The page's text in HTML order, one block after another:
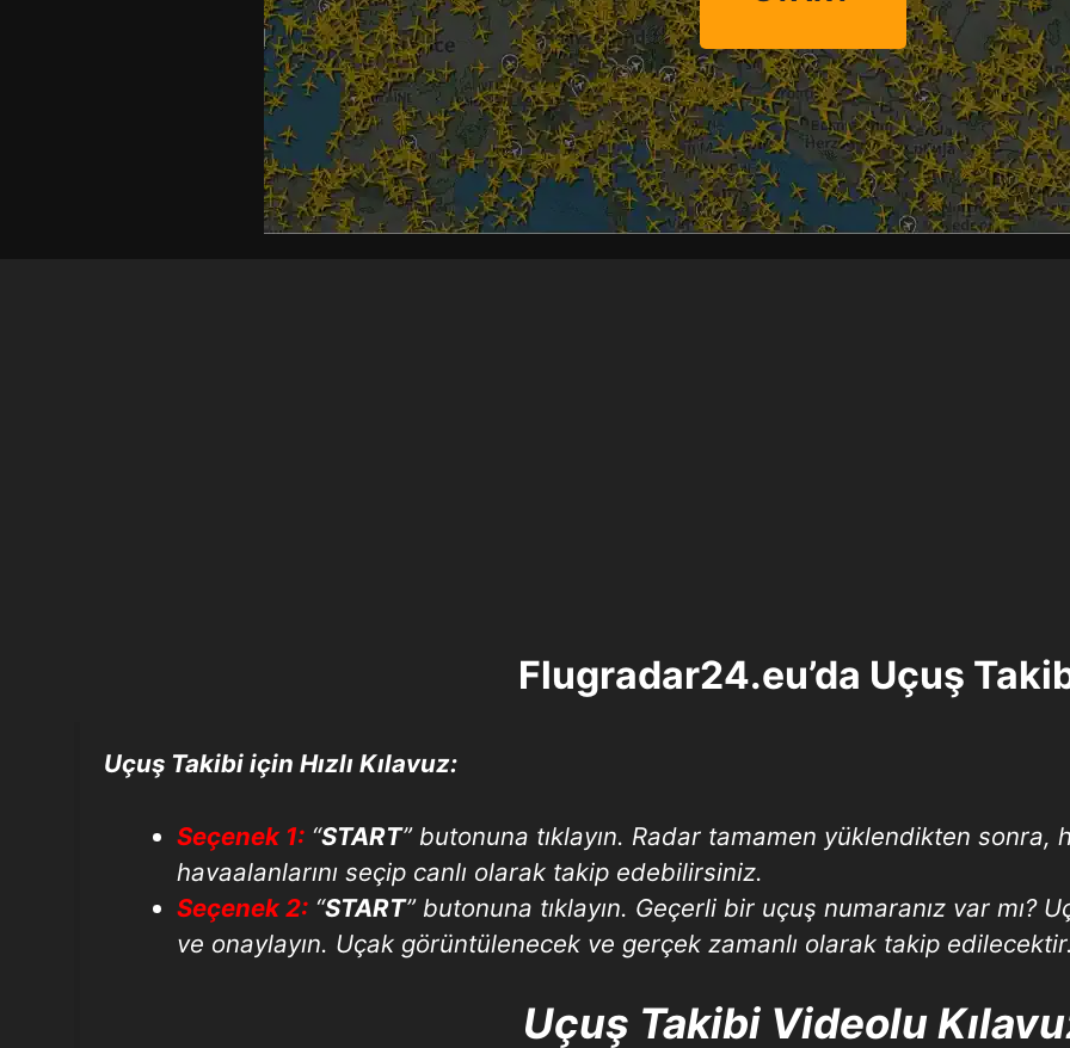
Flugradar24.eu’da Uçuş
Uçuş Takibi için Hızlı Kılavuz:
Seçenek 1: “START” butonuna tıklayın. Radar tamamen yüklendikten sonra,
havaalanlarını seçip canlı olarak takip edebilirsiniz.
Seçenek 2: “START” butonuna tıklayın. Geçerli bir uçuş numaranız var mı?
ve onaylayın. Uçak görüntülenecek ve gerçek zamanlı olarak takip
Uçuş Takibi Videolu